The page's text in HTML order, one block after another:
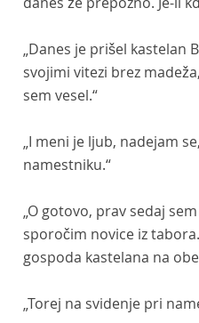
„Danes je prišel kastelan
svojimi vitezi brez
sem vesel.“
„I meni je ljub, nadejam
namestniku.“
„O gotovo, prav sedaj
sporočim novice iz
gospoda kastelana na
„Torej na svidenje pri